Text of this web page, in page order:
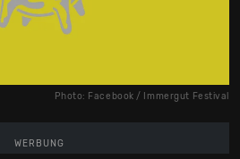
Photo: Facebook / Immergut Festival
WERBUNG